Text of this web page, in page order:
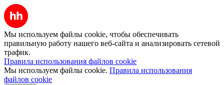
Мы используем файлы cookie, чтобы обеспечивать
правильную работу нашего веб-сайта и анализировать сетевой
трафик.
Правила использования файлов cookie
Мы используем файлы cookie. Правила использования
файлов cookie